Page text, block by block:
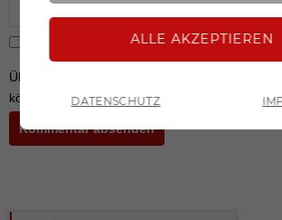
Über neue Kommentare per E-Mail
können das Abonnement jederzeit beenden)
Kommentar absenden
DATENSCHUTZ